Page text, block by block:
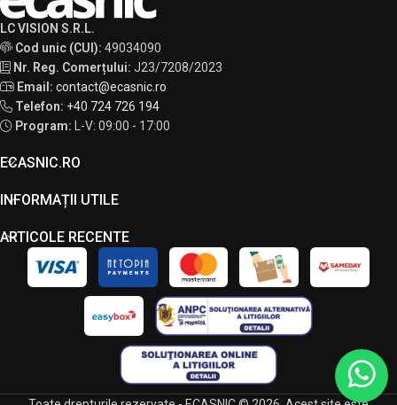
LC VISION S.R.L.
Cod unic (CUI): 49034090
Nr. Reg. Comerțului: J23/7208/2023
Email: contact@ecasnic.ro
Telefon: +40 724 726 194
Program:
L-V: 09:00 - 17:00
ECASNIC.RO
INFORMAȚII UTILE
ARTICOLE RECENTE